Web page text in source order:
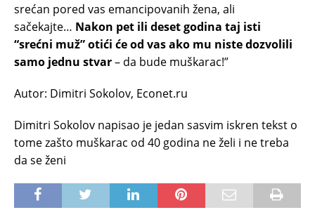
srećan pored vas emancipovanih žena, ali
sačekajte… Nakon pet ili deset godina taj isti
“srećni muž” otići će od vas ako mu niste dozvolili
samo jednu stvar– da bude muškarac!”
Autor: Dimitri Sokolov, Econet.ru
Dimitri Sokolov napisao je jedan sasvim iskren tekst o
tome zašto muškarac od 40 godina ne želi i ne treba
da se ženi